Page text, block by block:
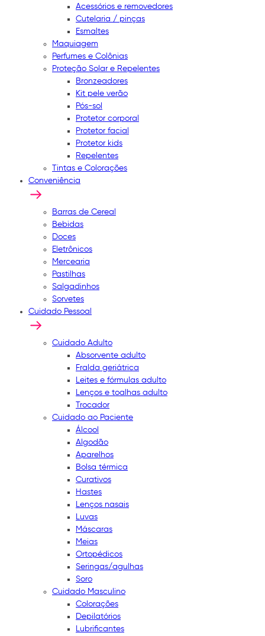
Acessórios e removedores
Cutelaria / pinças
Esmaltes
Maquiagem
Perfumes e Colônias
Proteção Solar e Repelentes
Bronzeadores
Kit pele verão
Pós-sol
Protetor corporal
Protetor facial
Protetor kids
Repelentes
Tintas e Colorações
Conveniência
Barras de Cereal
Bebidas
Doces
Eletrônicos
Mercearia
Pastilhas
Salgadinhos
Sorvetes
Cuidado Pessoal
Cuidado Adulto
Absorvente adulto
Fralda geriátrica
Leites e fórmulas adulto
Lenços e toalhas adulto
Trocador
Cuidado ao Paciente
Álcool
Algodão
Aparelhos
Bolsa térmica
Curativos
Hastes
Lenços nasais
Luvas
Máscaras
Meias
Ortopédicos
Seringas/agulhas
Soro
Cuidado Masculino
Colorações
Depilatórios
Lubrificantes